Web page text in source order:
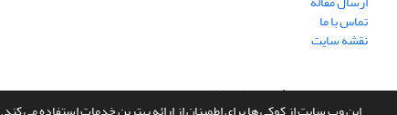
تماس با ما
نقشه سایت
سامانه مدیریت نشریات علمی.طراحی و پیاده سازی ازسیناوب